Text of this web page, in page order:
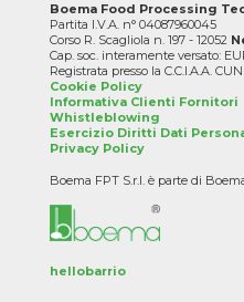
Boema Food Processing
Partita I.V.A. n° 04087960045
Corso R. Scagliola n. 197 - 12052
Cap. soc. interamente versato:
Registrata presso la C.C.I.A.A.
Cookie Policy
Informativa Clienti Fornitori
Whistleblowing
Esercizio Diritti Dati
Privacy Policy
Boema FPT S.r.l. è parte di
hellobarrio